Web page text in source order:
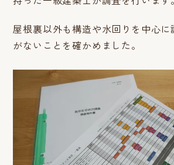
屋根裏以外も構造や水回りを中心
がないことを確かめました。